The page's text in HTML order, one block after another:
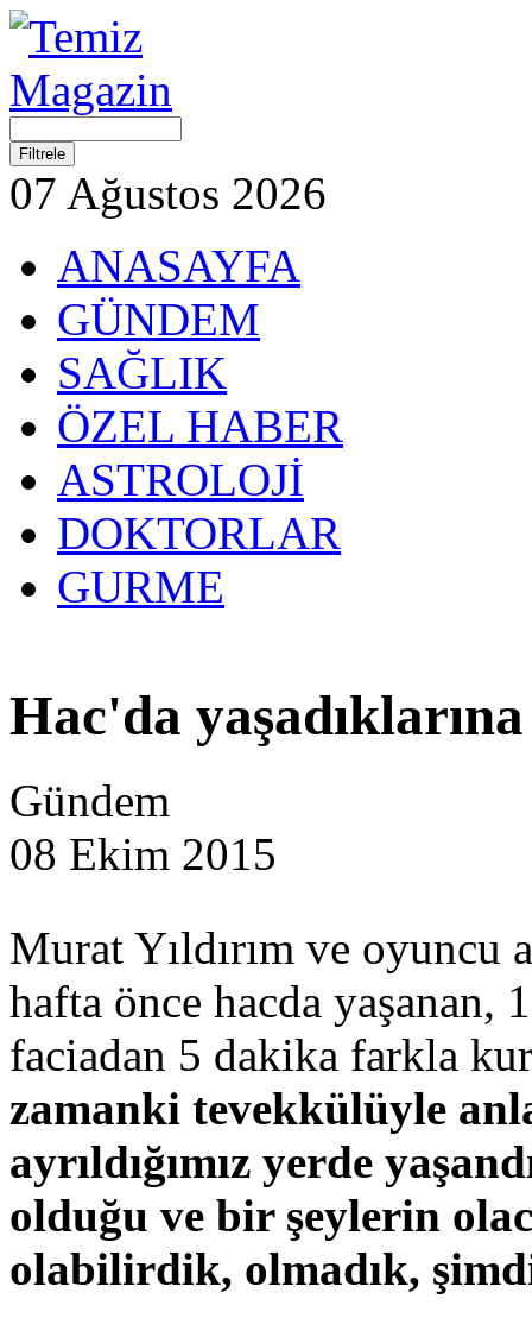
07 Ağustos 2026
ANASAYFA
GÜNDEM
SAĞLIK
ÖZEL HABER
ASTROLOJİ
DOKTORLAR
GURME
Hac'da
Gündem
08 Ekim 2015
Murat Yıldırım ve oyuncu
hafta önce hacda yaşanan,
faciadan 5 dakika farkla
zamanki tevekkülüyle
ayrıldığımız yerde
olduğu ve bir şeylerin
olabilirdik, olmadık,